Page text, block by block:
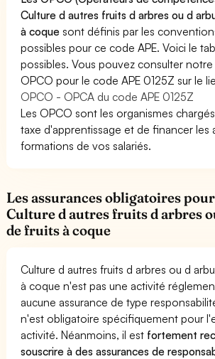
Culture d autres fruits d arbres ou d
à coque sont définis par les
possibles pour ce code APE. Voici le
possibles. Vous pouvez consulter
OPCO pour le code APE 0125Z sur le
OPCO - OPCA du code APE 0125Z
Les OPCO sont les organismes
taxe d'apprentissage et de financer les
formations de vos salariés.
Les assurances obligatoires
Culture d autres fruits d arbres
de fruits à coque
Culture d autres fruits d arbres ou d
à coque n'est pas une activité
aucune assurance de type
n'est obligatoire spécifiquement pour
activité. Néanmoins, il est fortement
souscrire à des assurances de